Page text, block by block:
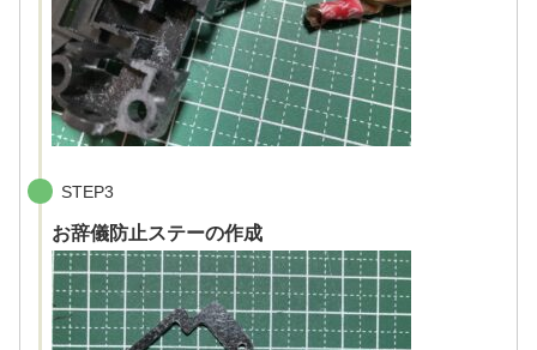
STEP3
お辞儀防止ステーの作成